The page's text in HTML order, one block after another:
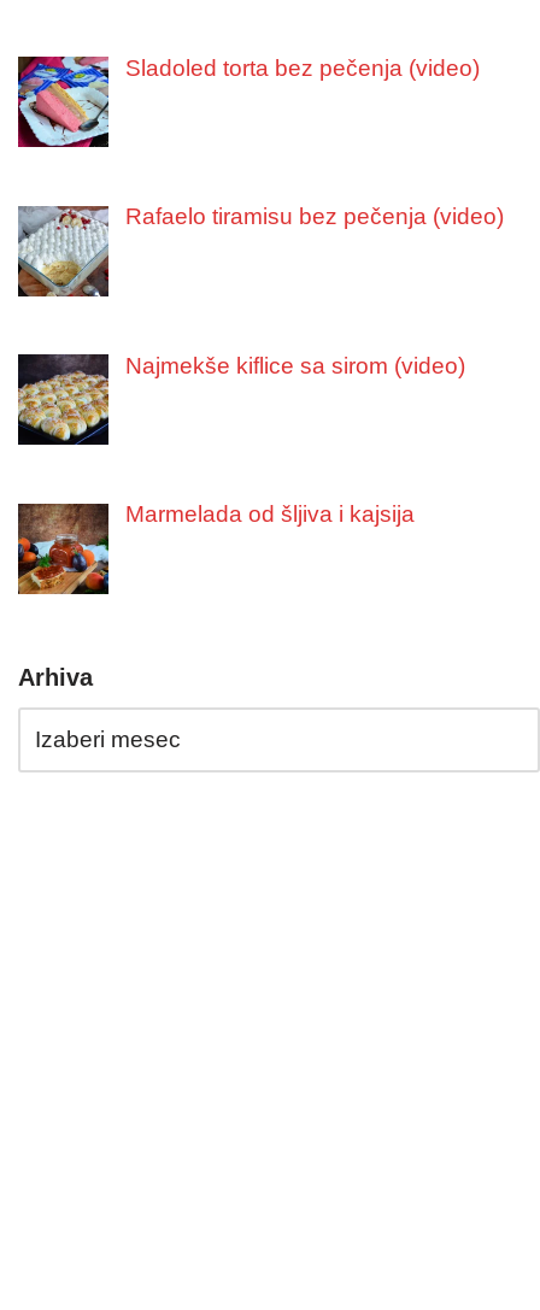
Sladoled torta bez pečenja (video)
Rafaelo tiramisu bez pečenja (video)
Najmekše kiflice sa sirom (video)
Marmelada od šljiva i kajsija
Arhiva